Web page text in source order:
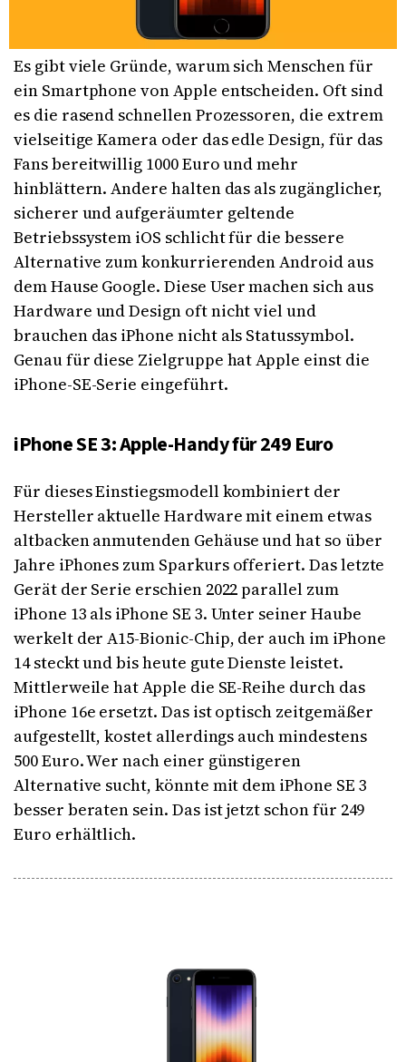
Es gibt viele Gründe, warum sich Menschen für
ein Smartphone von Apple entscheiden. Oft sind
es die rasend schnellen Prozessoren, die extrem
vielseitige Kamera oder das edle Design, für das
Fans bereitwillig 1000 Euro und mehr
hinblättern. Andere halten das als zugänglicher,
sicherer und aufgeräumter geltende
Betriebssystem iOS schlicht für die bessere
Alternative zum konkurrierenden Android aus
dem Hause Google. Diese User machen sich aus
Hardware und Design oft nicht viel und
brauchen das iPhone nicht als Statussymbol.
Genau für diese Zielgruppe hat Apple einst die
iPhone-SE-Serie eingeführt.
iPhone SE 3: Apple-Handy für 249 Euro
Für dieses Einstiegsmodell kombiniert der
Hersteller aktuelle Hardware mit einem etwas
altbacken anmutenden Gehäuse und hat so über
Jahre iPhones zum Sparkurs offeriert. Das letzte
Gerät der Serie erschien 2022 parallel zum
iPhone 13 als iPhone SE 3. Unter seiner Haube
werkelt der A15-Bionic-Chip, der auch im iPhone
14 steckt und bis heute gute Dienste leistet.
Mittlerweile hat Apple die SE-Reihe durch das
iPhone 16e ersetzt. Das ist optisch zeitgemäßer
aufgestellt, kostet allerdings auch mindestens
500 Euro. Wer nach einer günstigeren
Alternative sucht, könnte mit dem iPhone SE 3
besser beraten sein. Das ist jetzt schon für 249
Euro erhältlich.